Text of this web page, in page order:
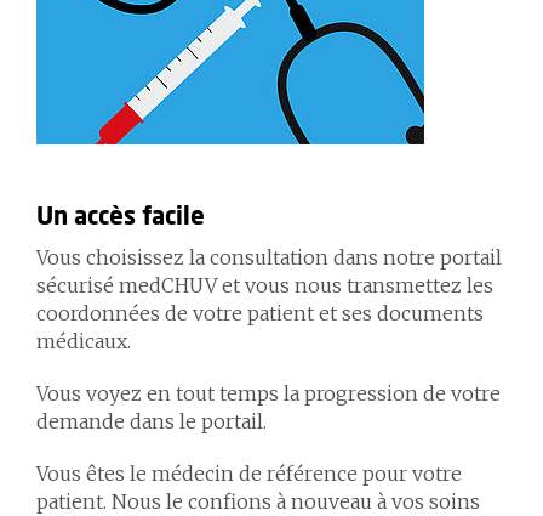
Un accès facile
Vous choisissez la consultation dans notre portail
sécurisé medCHUV et vous nous transmettez les
coordonnées de votre patient et ses documents
médicaux.
Vous voyez en tout temps la progression de votre
demande dans le portail.
Vous êtes le médecin de référence pour votre
patient. Nous le confions à nouveau à vos soins